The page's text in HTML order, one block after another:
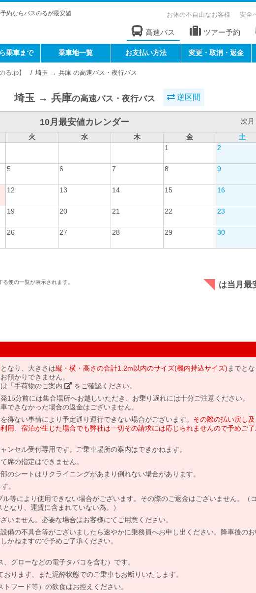
約ならバスのるが最安値 お体の不自由なお客様 安全
高速バス ツアー予約
乗車まで 乗車地一覧 お支払い方法 変更・取消・返金
る.jp】 埼玉 → 兵庫 の高速バス・夜行バス
埼玉 → 兵庫の高速バス・夜行バス 逆区間
10月最安値カレンダー
次月
火 水 木 金
土
1
2
5 6 7 8 9
12 13 14 15 16
19 20 21 22 23
26 27 28 29 30
便の一覧が表示されます。 は当月最
となり、大きさは縦・横・高さの合計1.2m以内のサイズ(機内持込サイズ) までと
預かりできません。
「手荷物のご案内」 をご確認ください。
15分前には集合場所へお越しいただき、お乗り遅れには十分ご注意ください。
できなかった場合の返金はございません。
得ない事情により予定通り運行できない場合がございます。 その際の払い戻し及
用、宿泊が生じた場合でも弊社は一切その請求には応じられませんので予めご
ンセル受付専用です。ご乗車場所の案内はできかねます。
席の指定はできません。
のシートはリクライニングがあまり倒れない場合があります。
。
等により使用できない場合がございます。その際のご返金はございません。（
なり、運賃に含まれていない為。）
いません。必要な場合はお客様にてご用意ください。
備の不具合等がございましたら速やかに乗務員へお申し出ください。降車後の
かねますので予めご了承ください。
グローなどの電子タバコを含む）です。
ります、また泥酔状態でのご乗車もお断りいたします。
フード等）の飲食はお控えください。